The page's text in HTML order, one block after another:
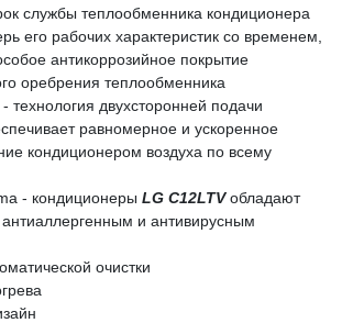
службы теплообменника кондиционера
его рабочих характеристик со временем,
антикоррозийное покрытие
оребрения теплообменника
технология двухсторонней подачи
равномерное и ускоренное
кондиционером воздуха по всему
- кондиционеры LG C12LTV обладают
и антивирусным
очистки